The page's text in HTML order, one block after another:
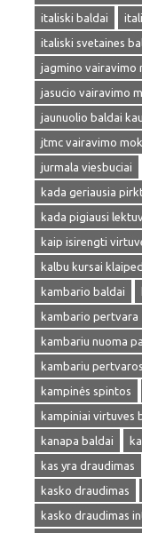
italiski baldai
italiski svetaines
jagmino vairavimo
jasucio vairavimo
jaunuolio baldai
jtmc vairavimo
jurmala viesbuciai
kada geriausia
kada pigiausi
kaip isirengti
kalbu kursai
kambario baldai
kambario pertvara
kambariu nuoma
kambariu pertvaros
kampinės spintos
kampiniai virtuves
kanapa baldai
kas yra draudimas
kasko draudimas
kasko draudimas